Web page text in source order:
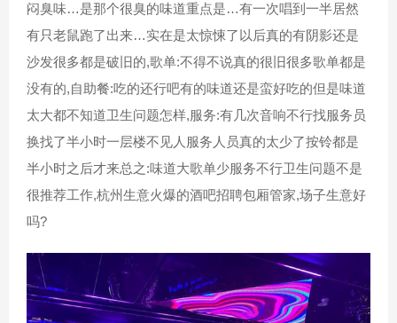
闷臭味…是那个很臭的味道重点是…有一次唱到一半居然
有只老鼠跑了出来…实在是太惊悚了以后真的有阴影还是
沙发很多都是破旧的,歌单:不得不说真的很旧很多歌单都是
没有的,自助餐:吃的还行吧有的味道还是蛮好吃的但是味道
太大都不知道卫生问题怎样,服务:有几次音响不行找服务员
换找了半小时一层楼不见人服务人员真的太少了按铃都是
半小时之后才来总之:味道大歌单少服务不行卫生问题不是
很推荐工作,杭州生意火爆的酒吧招聘包厢管家,场子生意好
吗?